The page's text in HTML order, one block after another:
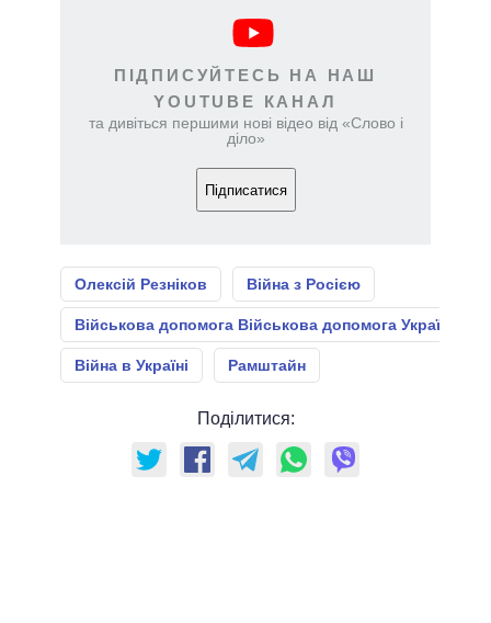
ПІДПИСУЙТЕСЬ НА НАШ
YOUTUBE КАНАЛ
та дивіться першими нові відео від «Слово і
діло»
Підписатися
Олексій Резніков Війна з Росією
Військова допомога Військова допомога Україні
Війна в Україні Рамштайн
Поділитися: